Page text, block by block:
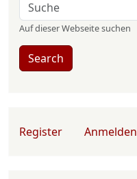
Auf dieser Webseite suchen
Search
User account menu
Register Anmelden